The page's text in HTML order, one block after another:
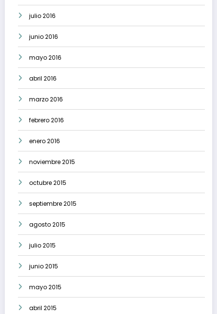
julio 2016
junio 2016
mayo 2016
abril 2016
marzo 2016
febrero 2016
enero 2016
noviembre 2015
octubre 2015
septiembre 2015
agosto 2015
julio 2015
junio 2015
mayo 2015
abril 2015